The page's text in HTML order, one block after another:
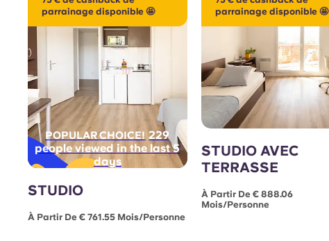
parrainage disponible 🤩
POPULAR CHOICE! 229
people viewed in the last 5
days
STUDIO
À Partir De € 761.55 Mois/personne
parrainage disponible 🤩
STUDIO AVEC
TERRASSE
À Partir De € 888.06
Mois/personne